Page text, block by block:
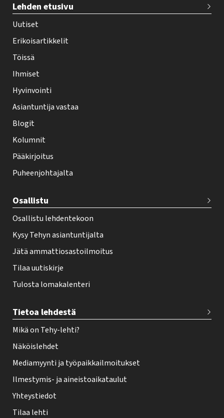
e
h
y
-
e
h
t
i
f
o
t
r
Lehden etusivu
Uutiset
Erikoisartikkelit
Töissä
Ihmiset
Hyvinvointi
Asiantuntija vastaa
Blogit
Kolumnit
Pääkirjoitus
Puheenjohtajalta
Osallistu
Osallistu lehdentekoon
Kysy Tehyn asiantuntijalta
Jätä ammattiosastoilmoitus
Tilaa uutiskirje
Tulosta lomakalenteri
Tietoa lehdestä
Mikä on Tehy-lehti?
Näköislehdet
Mediamyynti ja työpaikkailmoitukset
Ilmestymis- ja aineistoaikataulut
Yhteystiedot
Tilaa lehti